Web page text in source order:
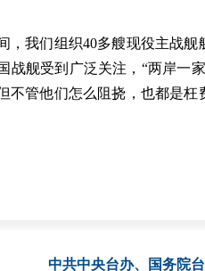
我们组织40多艘现役主战舰
战舰受到广泛关注，“两岸一
不管他们怎么阻挠，也都是
中共中央台办、国务院